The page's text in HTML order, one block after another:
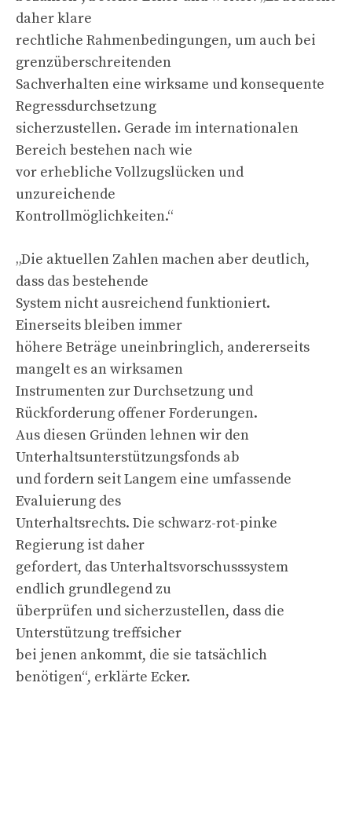
daher klare
rechtliche Rahmenbedingungen, um auch bei
grenzüberschreitenden
Sachverhalten eine wirksame und konsequente
Regressdurchsetzung
sicherzustellen. Gerade im internationalen
Bereich bestehen nach wie
vor erhebliche Vollzugslücken und
unzureichende
Kontrollmöglichkeiten.“
„Die aktuellen Zahlen machen aber deutlich,
dass das bestehende
System nicht ausreichend funktioniert.
Einerseits bleiben immer
höhere Beträge uneinbringlich, andererseits
mangelt es an wirksamen
Instrumenten zur Durchsetzung und
Rückforderung offener Forderungen.
Aus diesen Gründen lehnen wir den
Unterhaltsunterstützungsfonds ab
und fordern seit Langem eine umfassende
Evaluierung des
Unterhaltsrechts. Die schwarz-rot-pinke
Regierung ist daher
gefordert, das Unterhaltsvorschusssystem
endlich grundlegend zu
überprüfen und sicherzustellen, dass die
Unterstützung treffsicher
bei jenen ankommt, die sie tatsächlich
benötigen“, erklärte Ecker.